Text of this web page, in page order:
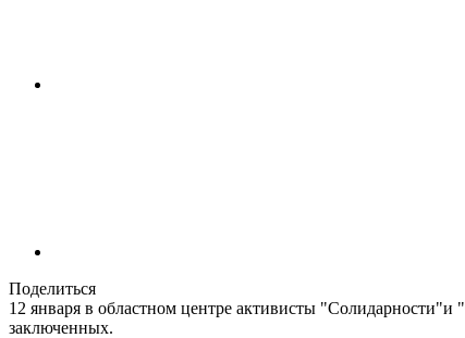
Поделиться
12 января в областном центре активисты
заключенных.